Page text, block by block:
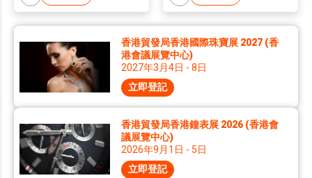
香港貿發局香港國際珠寶展 2027 (香
港會議展覽中心)
2027年3月4日 - 8日
立即登記
香港貿發局香港鐘表展 2026 (香港會
議展覽中心)
2026年9月1日 - 5日
立即登記